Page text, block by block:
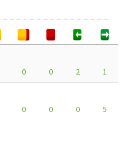
0 0 2
1
0 0 0 5